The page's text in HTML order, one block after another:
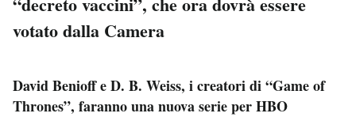
votato dalla Camera
David Benioff e D. B. Weiss, i creatori di “Game of
Thrones”, faranno una nuova serie per HBO